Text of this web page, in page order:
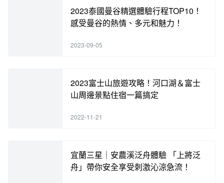
2023泰國曼谷精選體驗行程TOP10！
感受曼谷的熱情、多元和魅力！
2023-09-05
2023富士山旅遊攻略！河口湖＆富士
山周邊景點住宿一篇搞定
2022-11-21
宜蘭三星｜安農溪泛舟體驗 「上將泛
舟」帶你安全享受刺激沁涼急流！